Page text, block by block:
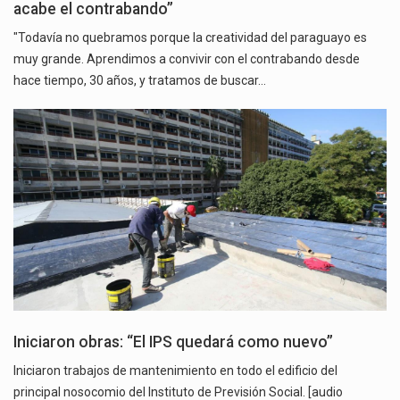
acabe el contrabando”
"Todavía no quebramos porque la creatividad del paraguayo es
muy grande. Aprendimos a convivir con el contrabando desde
hace tiempo, 30 años, y tratamos de buscar…
Iniciaron obras: “El IPS quedará como nuevo”
Iniciaron trabajos de mantenimiento en todo el edificio del
principal nosocomio del Instituto de Previsión Social. [audio